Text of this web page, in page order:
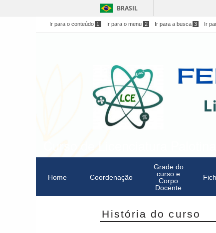
BRASIL
Ir para o conteúdo 1 Ir para o menu 2 Ir para a busca 3 Ir
Home Coordenação
Grade do
curso e
Corpo
Docente
História do curso